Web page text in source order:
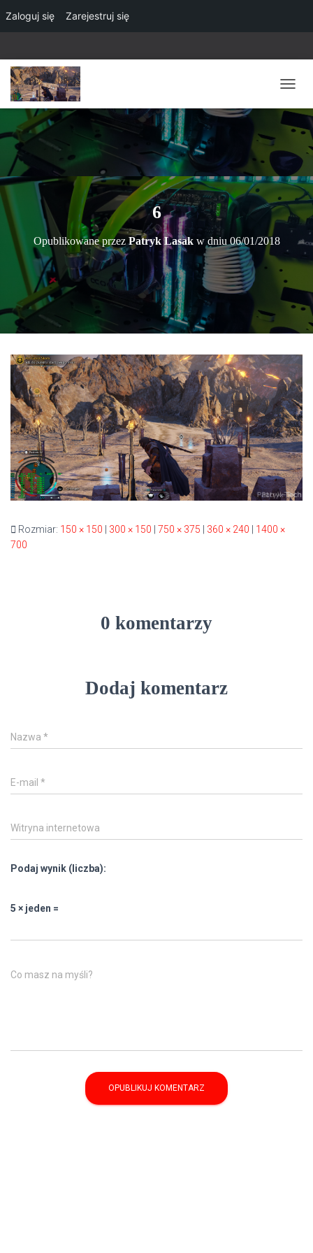
Zaloguj się Zarejestruj się
R
E
Ą
C
Z
N
A
G
C
Ę
6
Opublikowane przezPatryk Lasakw dniu 06/01/2018
Rozmiar: 150 × 150 300 × 150 750 × 375 360 × 240
1400 ×
700
0 komentarzy
Dodaj komentarz
Nazwa *
E-mail *
Witryna internetowa
Podaj wynik (liczba):
5 × jeden =
Co masz na myśli?